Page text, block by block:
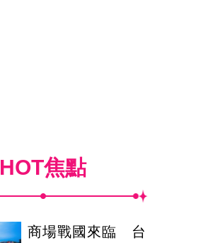
HOT焦點
商場戰國來臨 台